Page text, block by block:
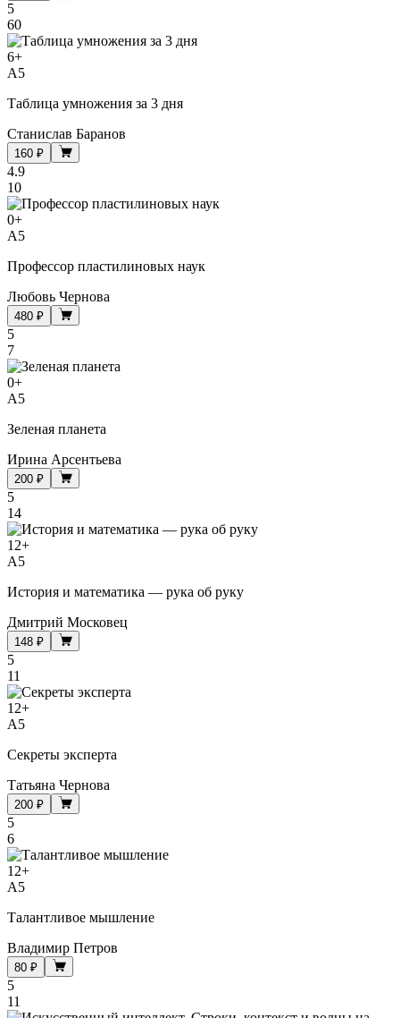
5
60
6+
A5
Таблица умножения за 3 дня
Станислав Баранов
160 ₽
4.9
10
0+
A5
Профессор пластилиновых наук
Любовь Чернова
480 ₽
5
7
0+
A5
Зеленая планета
Ирина Арсентьева
200 ₽
5
14
12+
A5
История и математика — рука об руку
Дмитрий Московец
148 ₽
5
11
12+
A5
Секреты эксперта
Татьяна Чернова
200 ₽
5
6
12+
A5
Талантливое мышление
Владимир Петров
80 ₽
5
11